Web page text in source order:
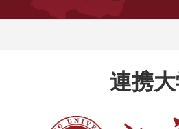
連携